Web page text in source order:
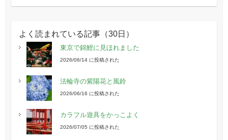
よく読まれている記事（30日）
東京で錦鯉に見ほれました
2026/06/14 に投稿された
法輪寺の紫陽花と風鈴
2026/06/16 に投稿された
カラフル遊具をかっこよく
2026/07/05 に投稿された